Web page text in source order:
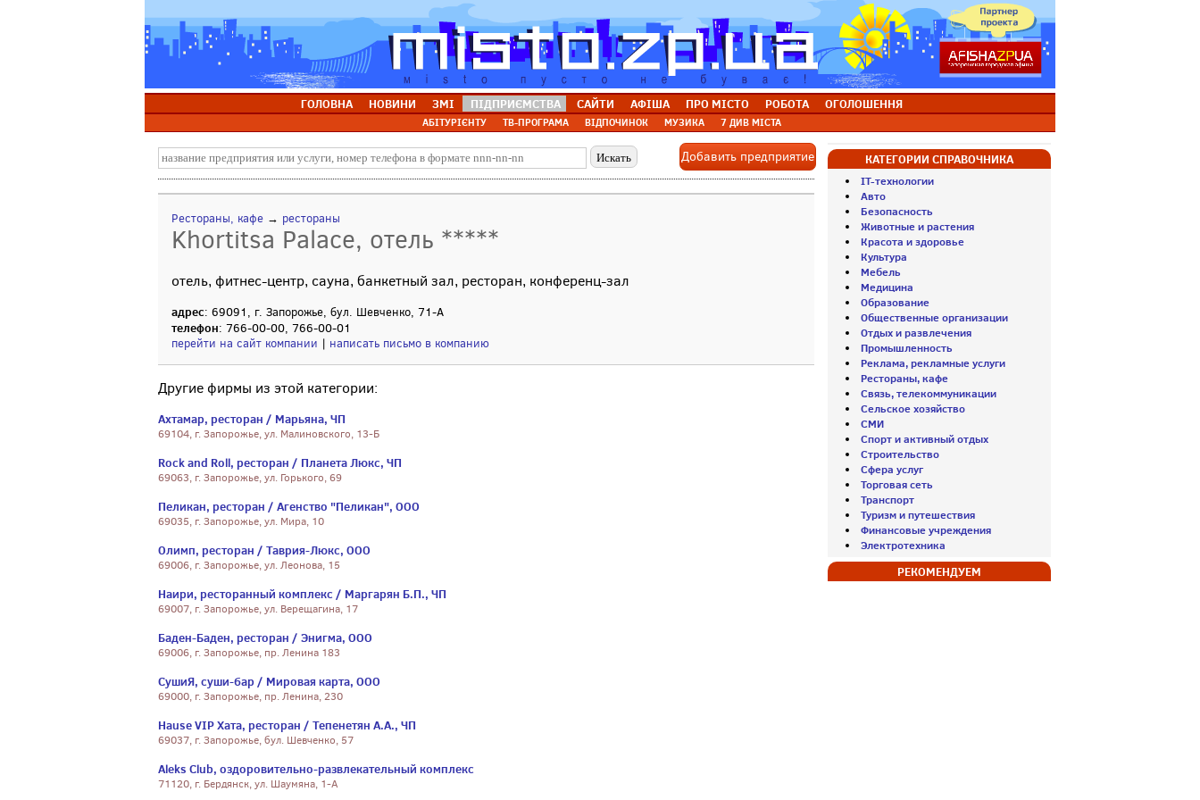
ГОЛОВНА НОВИНИ ЗМІ ПІДПРИЄМСТВА САЙТИ АФІША ПРО МІСТО РОБОТА ОГОЛОШЕННЯ
АБІТУРІЄНТУ ТВ-ПРОГРАМА ВІДПОЧИНОК МУЗИКА 7 ДИВ МІСТА
Добавить предприятие
Рестораны, кафе → рестораны
Khortitsa Palace, отель *****
отель, фитнес-центр, сауна, банкетный зал, ресторан, конференц-зал
адрес: 69091, г. Запорожье, бул. Шевченко, 71-А
телефон: 766-00-00, 766-00-01
перейти на сайт компании | написать письмо в компанию
Другие фирмы из этой категории:
Ахтамар, ресторан / Марьяна, ЧП
69104, г. Запорожье, ул. Малиновского, 13-Б
Rock and Roll, ресторан / Планета Люкс, ЧП
69063, г. Запорожье, ул. Горького, 69
Пеликан, ресторан / Агенство "Пеликан", ООО
69035, г. Запорожье, ул. Мира, 10
Олимп, ресторан / Таврия-Люкс, ООО
69006, г. Запорожье, ул. Леонова, 15
Наири, ресторанный комплекс / Маргарян Б.П., ЧП
69007, г. Запорожье, ул. Верещагина, 17
Баден-Баден, ресторан / Энигма, ООО
69006, г. Запорожье, пр. Ленина 183
СушиЯ, суши-бар / Мировая карта, ООО
69000, г. Запорожье, пр. Ленина, 230
Hause VIP Хата, ресторан / Тепенетян А.А., ЧП
69037, г. Запорожье, бул. Шевченко, 57
Aleks Club, оздоровительно-развлекательный комплекс
71120, г. Бердянск, ул. Шаумяна, 1-А
КАТЕГОРИИ СПРАВОЧНИКА
IT-технологии
Авто
Безопасность
Животные и растения
Красота и здоровье
Культура
Мебель
Медицина
Образование
Общественные организации
Отдых и развлечения
Промышленность
Реклама, рекламные услуги
Рестораны, кафе
Связь, телекоммуникации
Сельское хозяйство
СМИ
Спорт и активный отдых
Строительство
Сфера услуг
Торговая сеть
Транспорт
Туризм и путешествия
Финансовые учреждения
Электротехника
РЕКОМЕНДУЕМ